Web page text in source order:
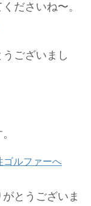
ださいね〜。
ございまし
とうございま